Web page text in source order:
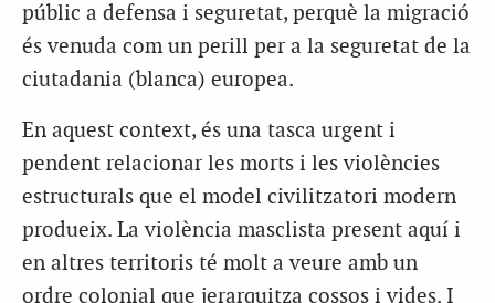
públic a defensa i seguretat, perquè la migració
és venuda com un perill per a la seguretat de la
ciutadania (blanca) europea.
En aquest context, és una tasca urgent i
pendent relacionar les morts i les violències
estructurals que el model civilitzatori modern
produeix. La violència masclista present aquí i
en altres territoris té molt a veure amb un
ordre colonial que jerarquitza cossos i vides. I